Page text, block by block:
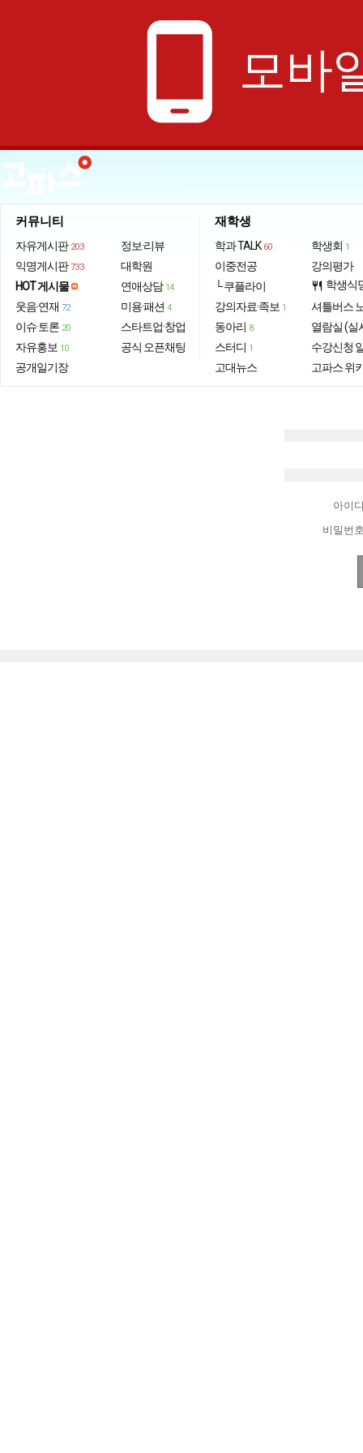
phone_android 모바
커뮤니티
자유게시판 203
익명게시판 733
HOT 게시물
웃음·연재 72
이슈·토론 20
자유홍보 10
공개일기장
정보·리뷰
대학원
연애상담 14
미용·패션 4
스타트업·창업
공식 오픈채팅
재학생
학과 TALK 60
이중전공
└ 쿠플라이
강의자료·족보 1
동아리 8
스터디 1
고대뉴스
학생회 1
강의평가
restaurant 학생식
셔틀버스
열람실 (실
수강신청
고파스 위
아이
비밀번